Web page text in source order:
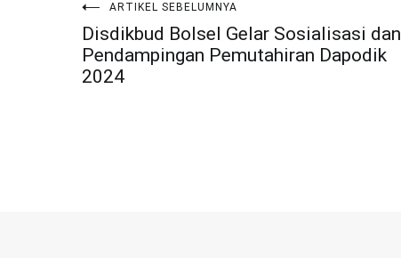
Navigasi
pos
ARTIKEL SEBELUMNYA
Disdikbud Bolsel Gelar Sosialisasi dan
Pendampingan Pemutahiran Dapodik
2024